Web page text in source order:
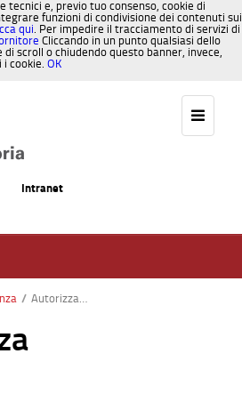
tecnici e, previo tuo consenso, cookie di
funzioni di condivisione dei contenuti sui
qui. Per impedire il tracciamento di servizi di
Cliccando in un punto qualsiasi dello
scroll o chiudendo questo banner, invece,
i cookie. OK
Intranet
/ Autorizzazioni Competizioni Sportive su Strada